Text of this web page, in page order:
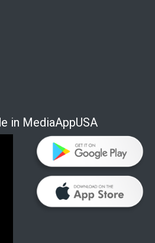
in MediaAppUSA